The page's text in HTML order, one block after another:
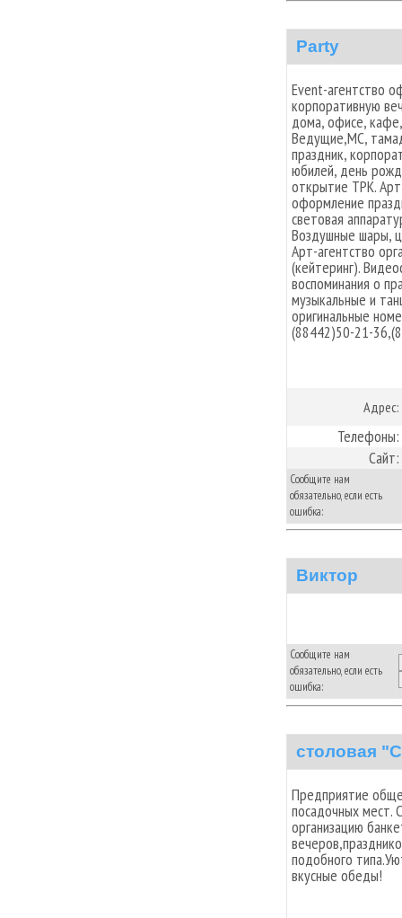
Party
Event-агентство
корпоративную
дома, офисе,
Ведущие,MC,
праздник,
юбилей, день
открытие ТРК.
оформление
световая
Воздушные шары,
Арт-агентство
(кейтеринг).
воспоминания о
музыкальные и
оригинальные
(88442)50-21-
Адрес:
Телефоны:
Сайт:
Сообщите нам
обязательно, если есть
ошибка:
Виктор
Сообщите нам
обязательно, если есть
ошибка:
столовая
Предприятие
посадочных
организацию
подобного
вкусные обеды!